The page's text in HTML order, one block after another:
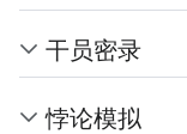
干员密录
悖论模拟